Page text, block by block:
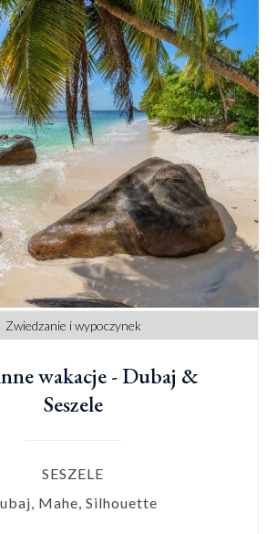
Zwiedzanie i wypoczynek
wakacje - Dubaj &
Seszele
SESZELE
Mahe, Silhouette